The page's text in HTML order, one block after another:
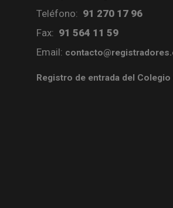
Teléfono: 91 270 17 96
Fax: 91 564 11 59
Email:
Registro de entrada del